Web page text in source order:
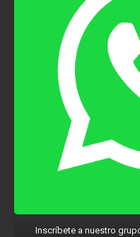
Inscríbete a nuestro